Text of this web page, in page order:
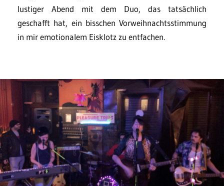
lustiger Abend mit dem Duo, das tatsächlich
geschafft hat, ein bisschen Vorweihnachtsstimmung
in mir emotionalem Eisklotz zu entfachen.